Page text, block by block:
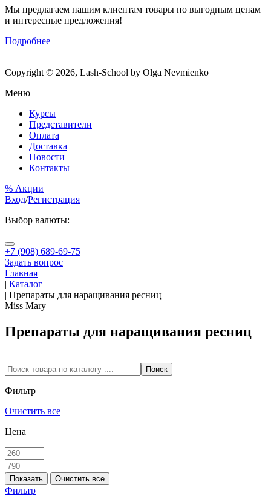
Мы предлагаем нашим клиентам товары по выгодным ценам
и интересные предложения!
Подробнее
Copyright © 2026, Lash-School by Olga Nevmienko
Меню
Курсы
Представители
Оплата
Доставка
Новости
Контакты
% Акции
Вход/Регистрация
Выбор валюты:
+7 (908) 689-69-75
Задать вопрос
Главная
| Каталог
| Препараты для наращивания ресниц
Miss Mary
Препараты для наращивания ресниц
Фильтр
Очистить все
Цена
Фильтр